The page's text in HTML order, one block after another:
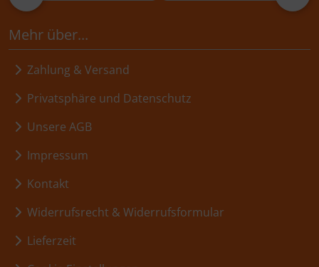
Mehr über...
Zahlung & Versand
Privatsphäre und Datenschutz
Unsere AGB
Impressum
Kontakt
Widerrufsrecht & Widerrufsformular
Lieferzeit